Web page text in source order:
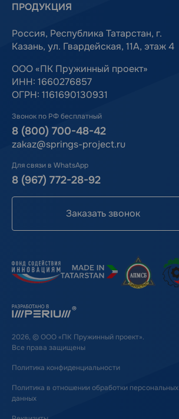
ПРОДУКЦИЯ
Россия, Республика Татарстан, г.
Казань, ул. Гвардейская, 11А, этаж 4
ООО «ПК Пружинный проект»
ИНН: 1660276857
ОГРН: 1161690130931
Звонок по РФ бесплатный
8 (800) 700-48-42
zakaz@springs-project.ru
Для связи в WhatsApp
8 (967) 772-28-92
Заказать звонок
2026, © ООО «ПК Пружинный проект».
Все права защищены
Политика конфиденциальности
Политика в отношении обработки персональных
данных